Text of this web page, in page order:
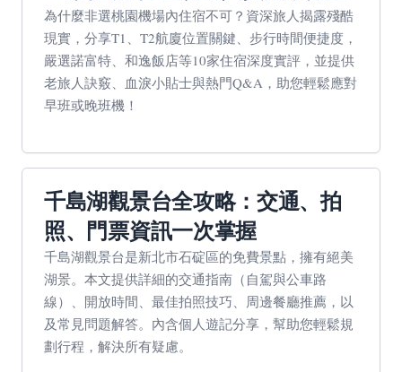
為什麼非選桃園機場內住宿不可？資深旅人揭露殘酷
現實，分享T1、T2航廈位置關鍵、步行時間便捷度，
嚴選諾富特、和逸飯店等10家住宿深度實評，並提供
老旅人訣竅、血淚小貼士與熱門Q&A，助您輕鬆應對
早班或晚班機！
千島湖觀景台全攻略：交通、拍
照、門票資訊一次掌握
千島湖觀景台是新北市石碇區的免費景點，擁有絕美
湖景。本文提供詳細的交通指南（自駕與公車路
線）、開放時間、最佳拍照技巧、周邊餐廳推薦，以
及常見問題解答。內含個人遊記分享，幫助您輕鬆規
劃行程，解決所有疑慮。